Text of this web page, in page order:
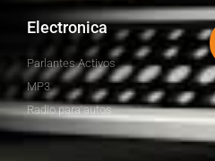
Electronica
Parlantes Activos
MP3
Radio para autos